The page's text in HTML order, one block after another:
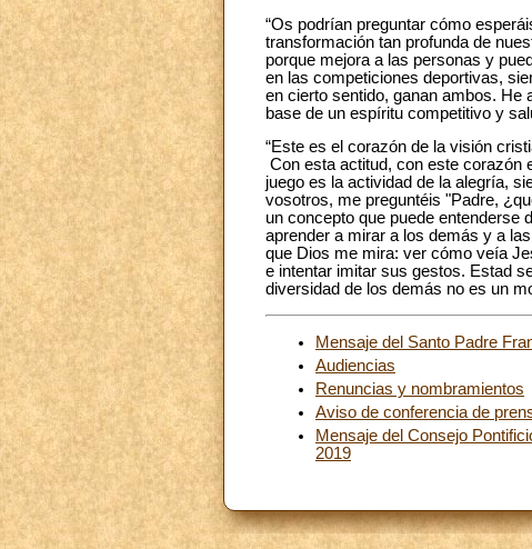
“Os podrían preguntar cómo
transformación tan profunda de
porque mejora a las personas y
en las competiciones deportivas,
en cierto sentido, ganan ambos. He
base de un espíritu competitivo y
“Este es el corazón de la visión
Con esta actitud, con este corazón
juego es la actividad de la alegría,
vosotros, me preguntéis "Padre,
un concepto que puede entenderse
aprender a mirar a los demás y a
que Dios me mira: ver cómo veía
e intentar imitar sus gestos. Estad
diversidad de los demás no es un
Mensaje del Santo Padre
Audiencias
Renuncias y nombramientos
Aviso de conferencia de
Mensaje del Consejo
2019